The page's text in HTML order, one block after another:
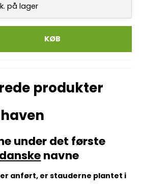
på lager
KØB
produkter
under det første
danskenavne
anført, er stauderne plantet i